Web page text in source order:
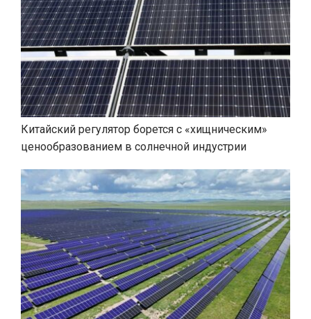
Китайский регулятор борется с «хищническим»
ценообразованием в солнечной индустрии